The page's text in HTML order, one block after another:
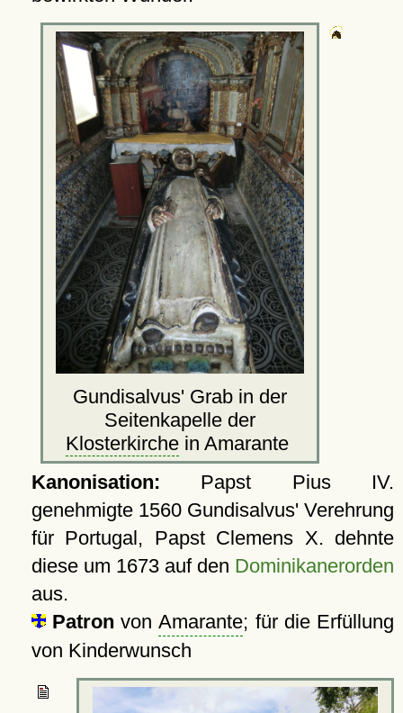
Gundisalvus' Grab in der
Seitenkapelle der
Klosterkirchein Amarante
Kanonisation: Papst Pius IV.
genehmigte 1560Gundisalvus' Verehrung
für Portugal, Papst Clemens X. dehnte
diese um 1673auf den Dominikanerorden
aus.
Patron vonAmarante; für die Erfüllung
von Kinderwunsch